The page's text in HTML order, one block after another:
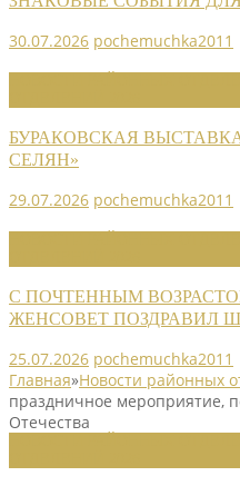
30.07.2026 pochemuchka2011
БУРАКОВСКАЯ
СЕЛЯН»
29.07.2026 pochemuchka2011
С ПОЧТЕННЫМ
ЖЕНСОВЕТ ПОЗДРАВИЛ
25.07.2026 pochemuchka2011
Главная»Новости районных
праздничное мероприятие,
Отечества